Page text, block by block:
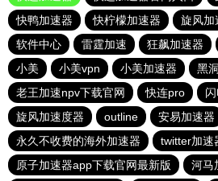
快鸭加速器
快柠檬加速器 旋风加
软件中心
雷霆加速 狂飙加速器
小美
小美vpn 小美加速器
黑
老王加速npv下载官网
快连pro
旋风加速度器
outline
安易加速器
永久不收费的海外加速器
twitter加速
原子加速器app下载官网最新版
河马